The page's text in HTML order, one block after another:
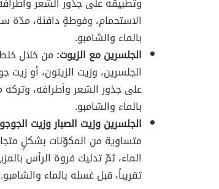
الاستحمام، وفوطةٍ دافئة، مدّة
بالماء والشامبو.
الجلسرين مع الزيوت: من خلال
الجلسرين، وزيت الزيتون، أو زيت
على جذور الشعر وأطرافه،
بالماء والشامبو.
الجلسرين وزيت الصبار وزيت
متساوية من المكوّنات بشكلٍ
الماء، ثمّ تدليك فروة الرأس
تقريباً، قبل غسله بالماء والشامبو.